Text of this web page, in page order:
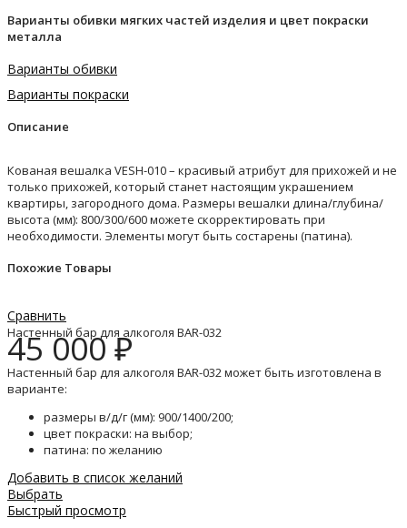
Варианты обивки мягких частей изделия и цвет покраски
металла
Варианты обивки
Варианты покраски
Описание
Кованая вешалка VESH-010 – красивый атрибут для прихожей и не
только прихожей, который станет настоящим украшением
квартиры, загородного дома. Размеры вешалки длина/глубина/
высота (мм): 800/300/600 можете скорректировать при
необходимости. Элементы могут быть состарены (патина).
Похожие Товары
Сравнить
Настенный бар для алкоголя BAR-032
45 000₽
Настенный бар для алкоголя BAR-032 может быть изготовлена в
варианте:
размеры в/д/г (мм): 900/1400/200;
цвет покраски: на выбор;
патина: по желанию
Добавить в список желаний
Выбрать
Быстрый просмотр